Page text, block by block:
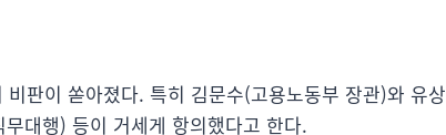
판이 쏟아졌다. 특히 김문수(고용노동부 장관)와 유상
대행) 등이 거세게 항의했다고 한다.